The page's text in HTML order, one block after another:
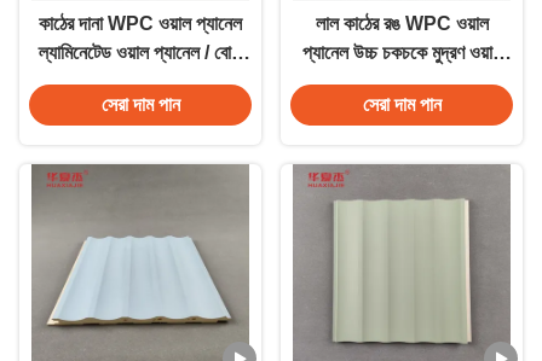
কাঠের দানা WPC ওয়াল প্যানেল
ল্যামিনেটেড ওয়াল প্যানেল / বোর্ড
বাণিজ্যিক আবাসিক প্রসাধন
সেরা দাম পান
লাল কাঠের রঙ WPC ওয়াল
প্যানেল উচ্চ চকচকে মুদ্রণ ওয়াল
পিভিসি প্যানেল
সেরা দাম পান